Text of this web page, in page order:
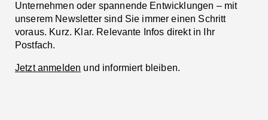
Unternehmen oder spannende Entwicklungen – mit
unserem Newsletter sind Sie immer einen Schritt
voraus. Kurz. Klar. Relevante Infos direkt in Ihr
Postfach.
Jetzt anmelden und informiert bleiben.